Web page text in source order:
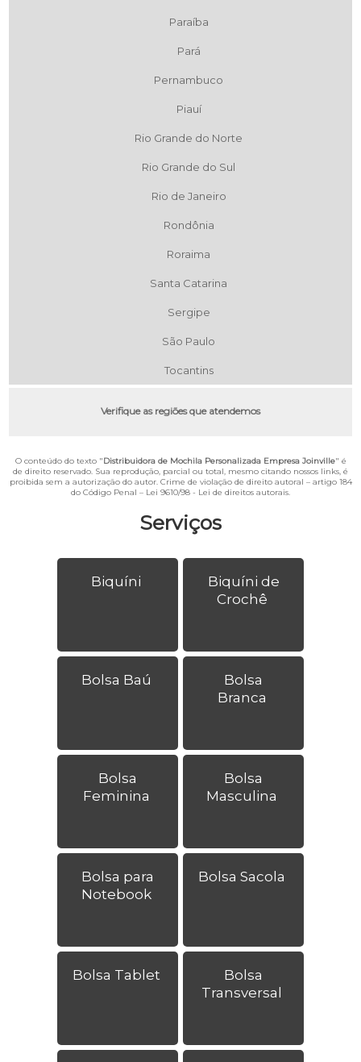
Serviços
Biquíni
Biquíni de
Crochê
Bolsa Baú
Bolsa
Branca
Bolsa
Feminina
Bolsa
Masculina
Bolsa para
Notebook
Bolsa Sacola
Bolsa Tablet
Bolsa
Transversal
Paraíba
Pará
Pernambuco
Piauí
Rio Grande do Norte
Rio Grande do Sul
Rio de Janeiro
Rondônia
Roraima
Santa Catarina
Sergipe
São Paulo
Tocantins
Verifique as regiões que atendemos
O conteúdo do texto "Distribuidora de Mochila Personalizada Empresa Joinville" é
de direito reservado. Sua reprodução, parcial ou total, mesmo citando nossos links, é
proibida sem a autorização do autor. Crime de violação de direito autoral – artigo 184
do Código Penal – Lei 9610/98 - Lei de direitos autorais.